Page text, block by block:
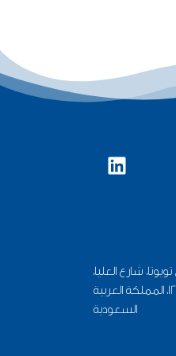
شارع العليا،
مركز رادن التجاري، الرياض 12281، المملكة العربية
السعودية